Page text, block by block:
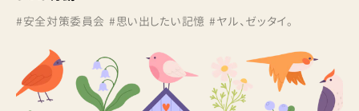
#安全対策委員会 #思い出したい記憶 #ヤル、ゼッタイ。